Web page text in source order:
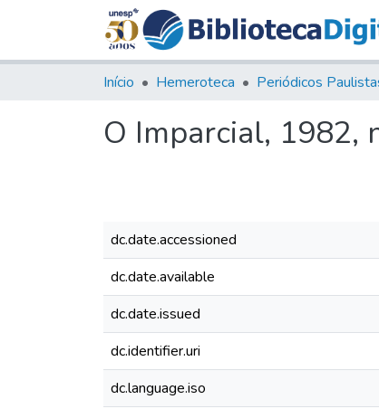
Início Hemeroteca Periódicos
O Imparcial, 1982,
dc.date.accessioned
dc.date.available
dc.date.issued
dc.identifier.uri
dc.language.iso